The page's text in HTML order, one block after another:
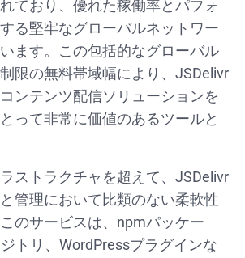
ており、優れた稼働率とパフォ
る堅牢なグローバルネットワー
ます。この包括的なグローバル
限の無料帯域幅により、JSDelivr
ンテンツ配信ソリューションを
って非常に価値のあるツールと
ストラクチャを超えて、JSDelivr
管理において比類のない柔軟性
のサービスは、npmパッケー
トリ、WordPressプラグインな